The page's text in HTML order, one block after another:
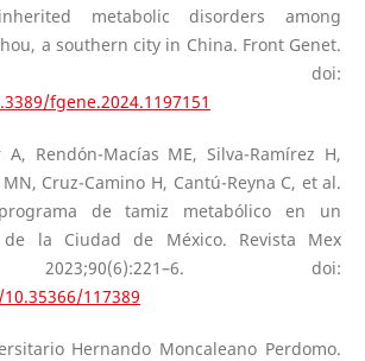
metabolic disorders among
a southern city in China. Front Genet.
doi:
fgene.2024.1197151
A, Rendón-Macías ME, Silva-Ramírez H,
Cruz-Camino H, Cantú-Reyna C, et al.
de tamiz metabólico en un
la Ciudad de México. Revista Mex
doi:
117389
Hernando Moncaleano Perdomo.